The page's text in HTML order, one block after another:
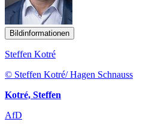
Steffen Kotré
© Steffen Kotré/ Hagen Schnauss
Kotré, Steffen
AfD
()